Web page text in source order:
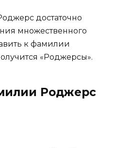
достаточно
множественного
к фамилии
«Роджерсы».
Роджерс